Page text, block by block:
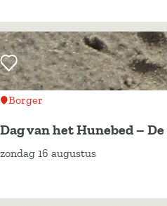
m
m
e
l
c
r
e
o
n
e
b
e
d
S
t
l
g
v
a
n
h
t
H
n
Voeg toe als favoriet
Dag van het Hunebed –
D
g
zondag 16 augustus
Borger